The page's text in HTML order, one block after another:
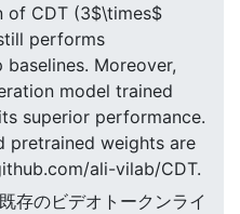
of CDT (3$\times$
performs
Moreover,
model trained
superior performance.
pretrained weights are
ali-vilab/CDT.
存のビデオトークンライ